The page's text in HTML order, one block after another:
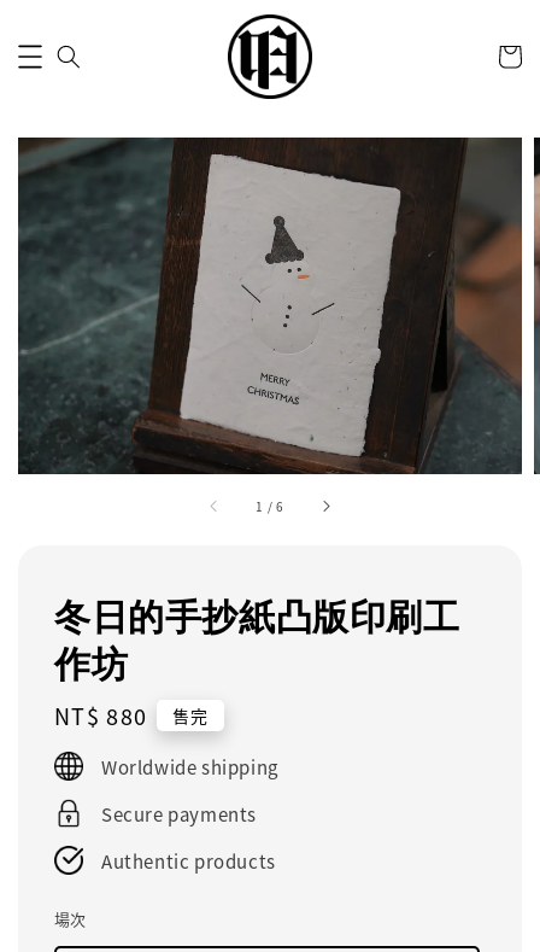
1 /6
冬日的手抄紙凸版印刷工
作坊
Regular
price
NT$ 880 售完
Worldwide shipping
Secure payments
Authentic products
場次